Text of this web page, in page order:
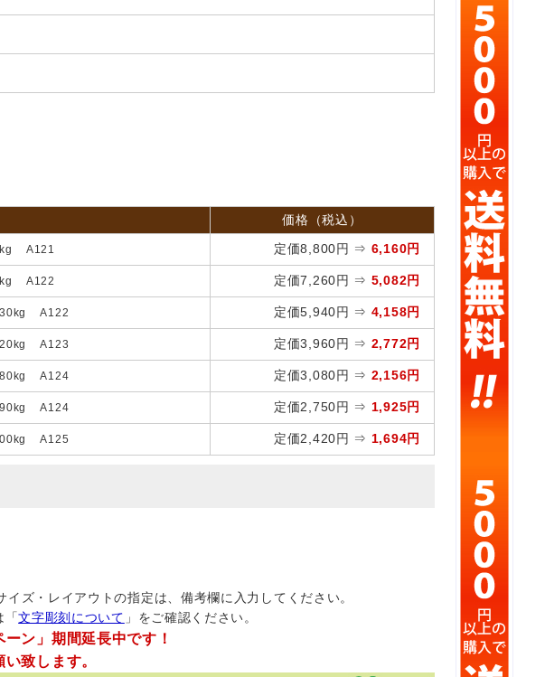
価格（税込）
A121 定価8,800円 ⇒ 6,160円
A122 定価7,260円 ⇒ 5,082円
A122 定価5,940円 ⇒ 4,158円
A123 定価3,960円 ⇒ 2,772円
A124 定価3,080円 ⇒ 2,156円
A124 定価2,750円 ⇒ 1,925円
A125 定価2,420円 ⇒ 1,694円
ズ・レイアウトの指定は、備考欄に入力してください。
「文字彫刻について 」をご確認ください。
ン」期間延長中です！
致します。